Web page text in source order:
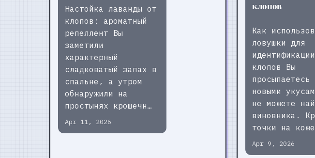
Настойка лаванды от
клопов: ароматный
репеллент Вы
заметили
характерный
сладковатый запах в
спальне, а утром
обнаружили на
простынях крошечн…
Apr 11, 2026
клопов
Как
ловушки для
идентификации
клопов Вы
просыпаетесь
новыми
не можете
виновника.
точки на
Apr 9, 2026